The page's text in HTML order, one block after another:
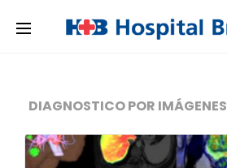
DIAGNOSTICO POR IMÁGENES